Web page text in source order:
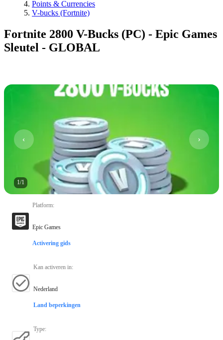
Points & Currencies
V-bucks (Fortnite)
Fortnite 2800 V-Bucks (PC) - Epic Games
Sleutel - GLOBAL
1/1
Platform:
Epic Games
Activering gids
Kan activeren in:
Nederland
Land beperkingen
Type: